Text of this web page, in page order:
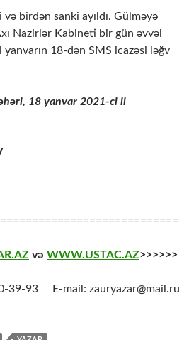
birdən sanki ayıldı. Gülməyə
Nazirlər Kabineti bir gün əvvəl
18-dən SMS icazəsi ləğv
18 yanvar 2021-ci il
və WWW.USTAC.AZ>>>>>>
39-93 E-mail: zauryazar@mail.ru